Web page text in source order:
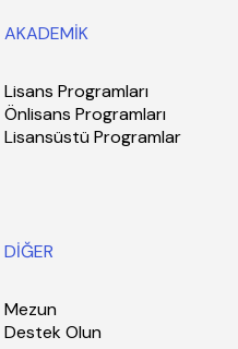
AKADEMİK
Lisans Programları
Önlisans Programları
Lisansüstü Programlar
DİĞER
Mezun
Destek Olun